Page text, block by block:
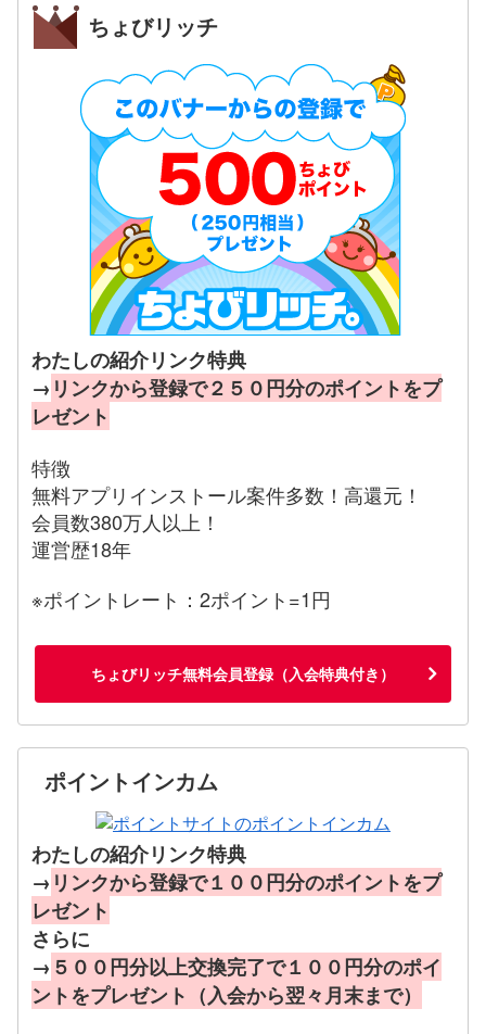
ちょびリッチ
わたしの紹介リンク特典
→ リンクから登録で２５０円分のポイントをプ
レゼント
特徴
無料アプリインストール案件多数！高還元！
会員数380万人以上！
運営歴18年
※ポイントレート：2ポイント=1円
ちょびリッチ無料会員登録（入会特典付き）
ポイントインカム
わたしの紹介リンク特典
→ リンクから登録で１００円分のポイントをプ
レゼント
さらに
→ ５００円分以上交換完了で１００円分のポイ
ントをプレゼント（入会から翌々月末まで）